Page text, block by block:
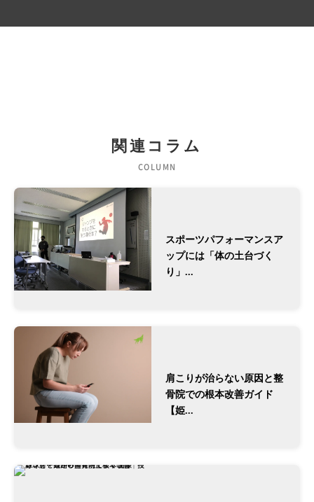
関連コラム
COLUMN
スポーツパフォーマンスア
ップには「体の土台づく
り」...
肩こりが治らない原因と整
骨院での根本改善ガイド
【姫...